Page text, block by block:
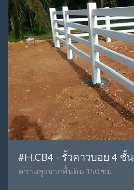
#H.CB4 - รั้วคาวบอย 4 ชั้น
ความสูงจากพื้นดิน 150 ซม